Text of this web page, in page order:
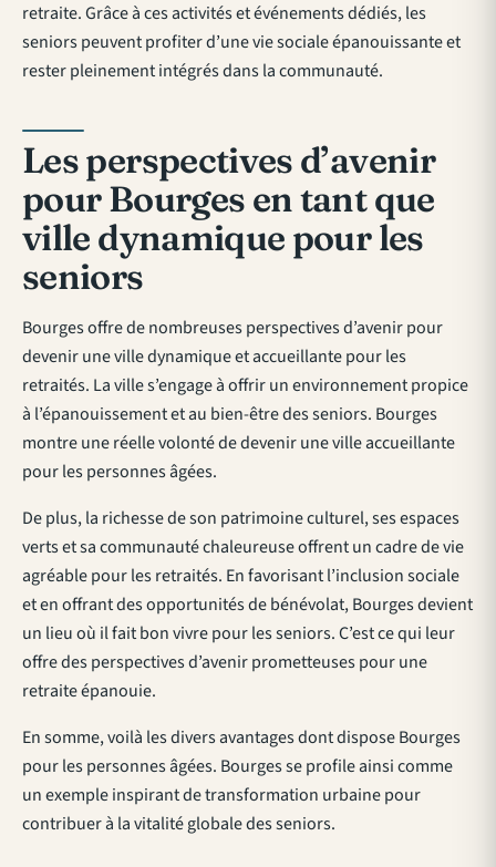
retraite. Grâce à ces activités et événements dédiés, les
seniors peuvent profiter d’une vie sociale épanouissante et
rester pleinement intégrés dans la communauté.
Les perspectives d’avenir
pour Bourges en tant que
ville dynamique pour les
seniors
Bourges offre de nombreuses perspectives d’avenir pour
devenir une ville dynamique et accueillante pour les
retraités. La ville s’engage à offrir un environnement propice
à l’épanouissement et au bien-être des seniors. Bourges
montre une réelle volonté de devenir une ville accueillante
pour les personnes âgées.
De plus, la richesse de son patrimoine culturel, ses espaces
verts et sa communauté chaleureuse offrent un cadre de vie
agréable pour les retraités. En favorisant l’inclusion sociale
et en offrant des opportunités de bénévolat, Bourges devient
un lieu où il fait bon vivre pour les seniors. C’est ce qui leur
offre des perspectives d’avenir prometteuses pour une
retraite épanouie.
En somme, voilà les divers avantages dont dispose Bourges
pour les personnes âgées. Bourges se profile ainsi comme
un exemple inspirant de transformation urbaine pour
contribuer à la vitalité globale des seniors.